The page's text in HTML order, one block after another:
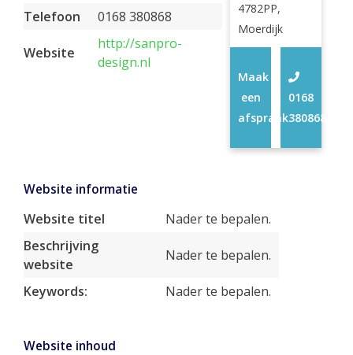
Telefoon
0168 380868
Website
http://sanpro-
design.nl
4782PP,
Moerdijk
0168
380868
Maak
een
afspraak
Website informatie
Website titel
Nader te bepalen.
Beschrijving
website
Nader te bepalen.
Keywords: Nader te bepalen.
Website inhoud